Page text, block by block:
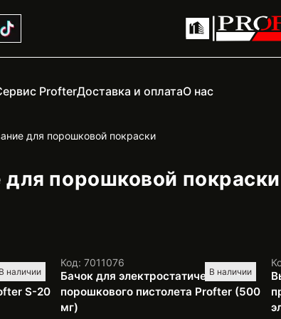
ProfterДоставка и оплатаО нас
для порошковой покраски
порошковой покраски
В наличии
S-20
В наличии
Код: 7011076
Бачок для электростатического
порошкового пистолета Profter (500
мг)